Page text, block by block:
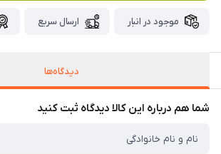
موجود در انبار ارسال سریع
دیدگاه‌ها
شما هم درباره این کالا دیدگاه ثبت کنید